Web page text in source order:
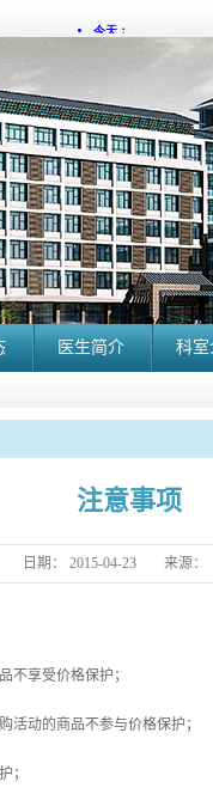
医生简介 科
注意事项
日期： 2015-04-23 来源：
不享受价格保护；
活动的商品不参与价格保护；
；